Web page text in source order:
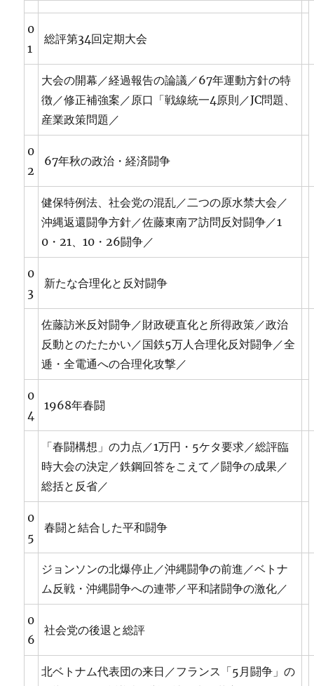
0
1
総評第34回定期大会
大会の開幕／経過報告の論議／67年運動方針の特
徴／修正補強案／原口「戦線統一4原則／JC問題、
産業政策問題／
0
2
67年秋の政治・経済闘争
健保特例法、社会党の混乱／二つの原水禁大会／
沖縄返還闘争方針／佐藤東南ア訪問反対闘争／1
0・21、10・26闘争／
0
3
新たな合理化と反対闘争
佐藤訪米反対闘争／財政硬直化と所得政策／政治
反動とのたたかい／国鉄5万人合理化反対闘争／全
逓・全電通への合理化攻撃／
0
4
1968年春闘
「春闘構想」の力点／1万円・5ケタ要求／総評臨
時大会の決定／鉄鋼回答をこえて／闘争の成果／
総括と反省／
0
5
春闘と結合した平和闘争
ジョンソンの北爆停止／沖縄闘争の前進／ベトナ
ム反戦・沖縄闘争への連帯／平和諸闘争の激化／
0
6
社会党の後退と総評
北ベトナム代表団の来日／フランス「5月闘争」の